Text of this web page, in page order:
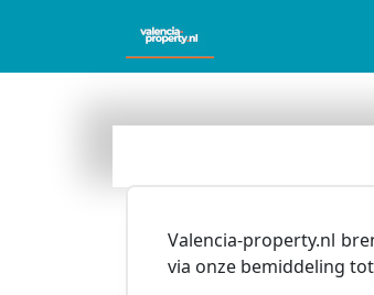
Valencia-property.nl
via onze bemiddeling